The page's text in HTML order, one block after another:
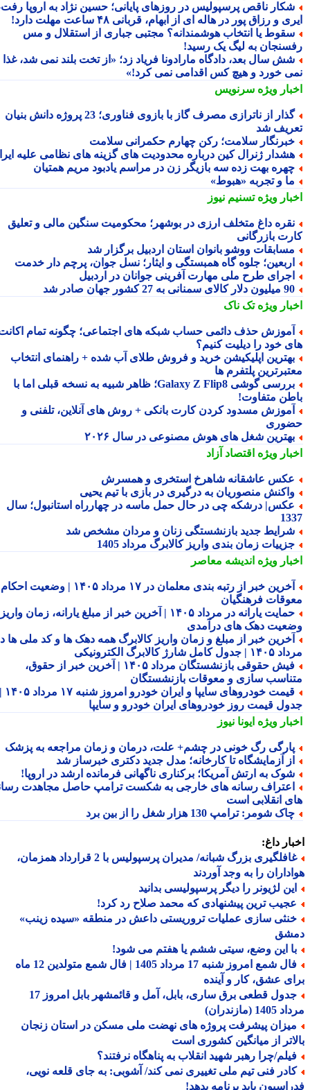
ناقص پرسپولیس در روزهای پایانی؛ حسین نژاد به اروپا رفت،
و رزاق پور در هاله ای از ابهام، قربانی ۴۸ ساعت مهلت دارد!
یا انتخاب هوشمندانه؟ مجتبی جباری از استقلال و مس
به لیگ یک رسید!
سال بعد، دادگاه مارادونا فریاد زد؛ «از تخت بلند نمی شد، غذا
خورد و هیچ کس اقدامی نمی کرد!»
ویژهسرنویس
گذار از ناترازی مصرف گاز با بازوی فناوری؛ 23 پروژه دانش بنیان
شد
سلامت؛ رکن چهارم حکمرانی سلامت
ژنرال کین درباره محدودیت های گزینه های نظامی علیه ایران
بهت زده سه بازیگر زن در مراسم یادبود مریم همتیان
و تجربه «هبوط»
ویژهتسنیم نیوز
داغ متخلف ارزی در بوشهر؛ محکومیت سنگین مالی و تعلیق
بازرگانی
ووشو بانوان استان اردبیل برگزار شد
جلوه گاه همبستگی و ایثار؛ نسل جوان، پرچم دار خدمت
طرح ملی مهارت آفرینی جوانان در اردبیل
کالای سمنانی به 27 کشور جهان صادر شد
ویژهتک ناک
حذف دائمی حساب شبکه های اجتماعی؛ چگونه تمام اکانت
خود را دیلیت کنیم؟
اپلیکیشن خرید و فروش طلای آب شده + راهنمای انتخاب
پلتفرم ها
بررسی گوشی Galaxy Z Flip8؛ ظاهر شبیه به نسخه قبلی اما با
متفاوت!
مسدود کردن کارت بانکی + روش های آنلاین، تلفنی و
شغل های هوش مصنوعی در سال ۲۰۲۶
ویژهاقتصاد آزاد
عاشقانه شاهرخ استخری و همسرش
منصوریان به درگیری در بازی با تیم یحیی
درشکه چی در حال حمل ماسه در چهارراه استانبول؛ سال
جدید بازنشستگی زنان و مردان مشخص شد
زمان بندی واریز کالابرگ مرداد 1405
ویژهاندیشه معاصر
آخرین خبر از رتبه بندی معلمان در ۱۷ مرداد ۱۴۰۵ | وضعیت احکام و
فرهنگیان
حمایت یارانه در مرداد ۱۴۰۵ | آخرین خبر از مبلغ یارانه، زمان واریز و
دهک های درآمدی
خبر از مبلغ و زمان واریز کالابرگ همه دهک ها و کد ملی ها در
شارژ کالابرگ الکترونیکی
فیش حقوقی بازنشستگان مرداد ۱۴۰۵ | آخرین خبر از حقوق،
سازی و معوقات بازنشستگان
قیمت خودروهای سایپا و ایران خودرو امروز شنبه ۱۷ مرداد ۱۴۰۵ |
قیمت روز خودروهای ایران خودرو و سایپا
ویژهایونا نیوز
رگ خونی در چشم+ علت، درمان و زمان مراجعه به پزشک
آزمایشگاه تا کارخانه؛ مدل جدید دکتری خبرساز شد
به ارتش آمریکا؛ برکناری ناگهانی فرمانده ارشد در اروپا!
رسانه های خارجی به شکست ترامپ حاصل مجاهدت رسانه
انقلابی است
شومر: ترامپ 130 هزار شغل را از بین برد
داغ:
غافلگیری بزرگ شبانه/ مدیران پرسپولیس با 2 قرارداد همزمان،
را به وجد آوردند
لژیونر را دیگر پرسپولیسی بدانید
ترین پیشنهادی که محمد صلاح رد کرد!
سازی عملیات تروریستی داعش در منطقه «سیده زینب»
این وضع، سیتی ششم یا هفتم می شود!
فال شمع امروز شنبه 17 مرداد 1405 | فال شمع متولدین 12 ماه
عشق، کار و آینده
جدول قطعی برق ساری، بابل، آمل و قائمشهر بابل امروز 17
(مازندران)
پیشرفت پروژه های نهضت ملی مسکن در استان زنجان
از میانگین کشوری است
چرا رهبر شهید انقلاب به پناهگاه نرفتند؟
فنی تیم ملی تغییری نمی کند/ آشوبی: به جای قلعه نویی،
باید برنامه بدهد!